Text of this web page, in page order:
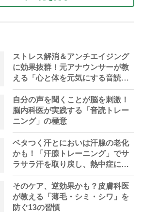
ストレス解消＆アンチエイジング
に効果抜群！元アナウンサーが教
える「心と体を元気にする音読の
習慣」
自分の声を聞くことが脳を刺激！
脳内科医が実践する「音読トレー
ニング」の極意
ベタつく汗とにおいは汗腺の老化
かも！「汗腺トレーニング」でサ
ラサラ汗を取り戻し、熱中症に負
けない体へ
そのケア、逆効果かも？皮膚科医
が教える「薄毛・シミ・シワ」を
防ぐ13の習慣